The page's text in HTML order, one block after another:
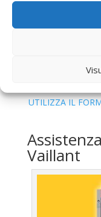
UTILIZZA IL
Vaillant